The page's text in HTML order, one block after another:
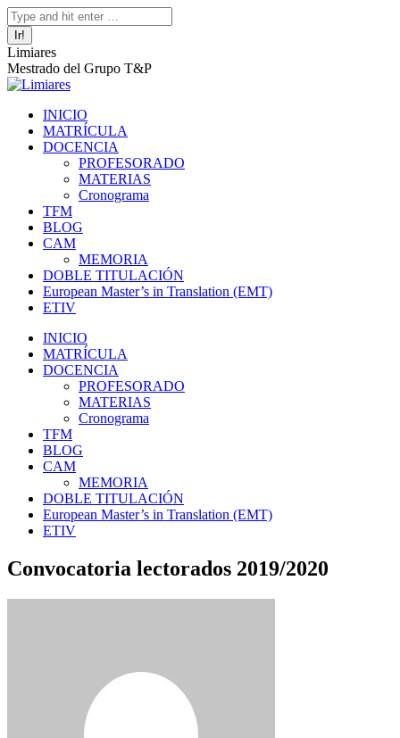
Saltar
al
contenido
Facebook
page
opens
in
new
window
Twitter
page
opens
in
new
window
Mail
page
opens
in
new
window
Instagram
page
opens
in
new
window
Linkedin
page
opens
in
new
window
Buscar:
Limiares
Mestrado del Grupo T&P
INICIO
MATRÍCULA
DOCENCIA
PROFESORADO
MATERIAS
Cronograma
TFM
BLOG
CAM
MEMORIA
DOBLE TITULACIÓN
European Master’s in Translation (EMT)
ETIV
INICIO
MATRÍCULA
DOCENCIA
PROFESORADO
MATERIAS
Cronograma
TFM
BLOG
CAM
MEMORIA
DOBLE TITULACIÓN
European Master’s in Translation (EMT)
ETIV
Convocatoria lectorados 2019/2020